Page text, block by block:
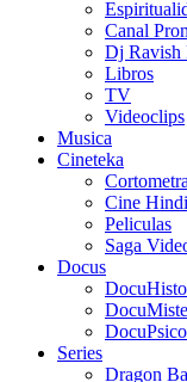
Canal
Dj Ravish
Libros
TV
Videoclips
Musica
Cineteka
Cine Hindi
Peliculas
Saga
Docus
DocuPsico
Series
Dragon